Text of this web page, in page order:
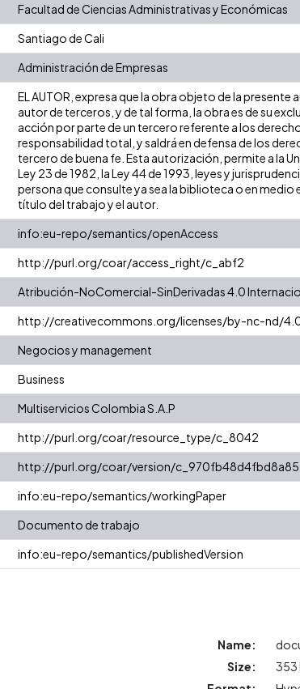
Facultad de Ciencias Administrativas y Económicas
Santiago de Cali
Administración de Empresas
EL AUTOR, expresa que la obra objeto de la
autor de terceros, y de tal forma, la obra es de su
acción por parte de un tercero referente a los
responsabilidad total, y saldrá en defensa de los
tercero de buena fe. Esta autorización, permite a la
Ley 23 de 1982, la Ley 44 de 1993, leyes y
persona que consulte ya sea la biblioteca o en
título del trabajo y el autor.
info:eu-repo/semantics/openAccess
http://purl.org/coar/access_right/c_abf2
Atribución-NoComercial-SinDerivadas 4.0
http://creativecommons.org/licenses/by-nc-nd/
Negocios y management
Business
Multiservicios Colombia S.A.P
http://purl.org/coar/resource_type/c_8042
http://purl.org/coar/version/c_970fb48d4fbd8a85
info:eu-repo/semantics/workingPaper
Documento de trabajo
info:eu-repo/semantics/publishedVersion
Name:
Size:
353